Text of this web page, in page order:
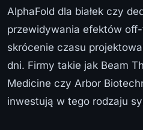
AlphaFold dla białek czy
przewidywania efektów
skrócenie czasu
dni. Firmy takie jak Beam
Medicine czy Arbor
inwestują w tego rodzaju